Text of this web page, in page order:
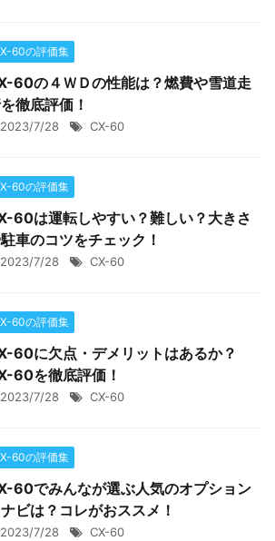
60の評価集
60の４ＷＤの性能は？燃費や雪道走
徹底評価！
2023/7/28 CX-60
60の評価集
60は運転しやすい？難しい？大きさ
車のコツをチェック！
2023/7/28 CX-60
60の評価集
60に欠点・デメリットはあるか？
60を徹底評価！
2023/7/28 CX-60
60の評価集
60でみんなが選ぶ人気のオプション
ビは？コレがおススメ！
2023/7/28 CX-60